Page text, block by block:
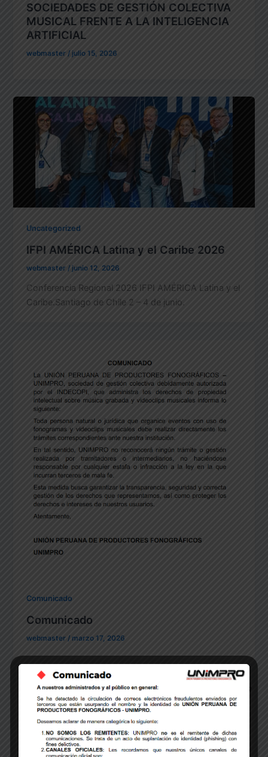
SOCIEDADES DE GESTIÓN COLECTIVA
MUSICAL FRENTE A LA INTELIGENCIA
ARTIFICIAL
webmaster/ julio 15, 2026
Uncategorized
IFPI AMÉRICA Latina y el Caribe 2026
webmaster / junio 12, 2026
Conferencia Regional 2026 IFPI AMÉRICA Latina y el
Caribe.Santiago de Chile 2 – 4 de junio.
Comunicado
Comunicado
webmaster/ marzo 17, 2026